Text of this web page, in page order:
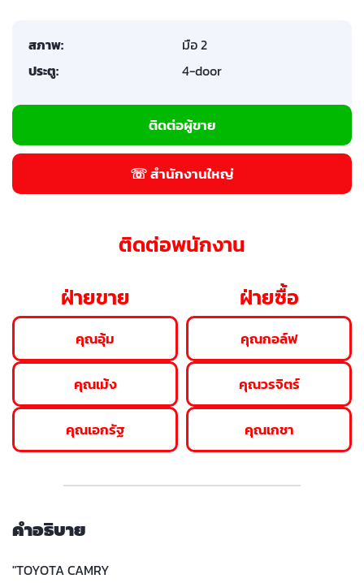
สภาพ:
มือ 2
ประตู:
4-door
ติดต่อผู้ขาย
☏ สำนักงานใหญ่
ติดต่อพนักงาน
ฝ่ายขาย
คุณอุ้ม
คุณเม้ง
คุณเอกรัฐ
ฝ่ายซื้อ
คุณกอล์ฟ
คุณวรจิตร์
คุณเกชา
คำอธิบาย
"TOYOTA CAMRY